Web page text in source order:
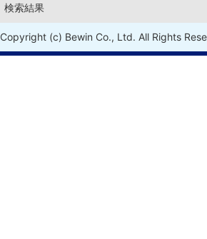
検索結果
Copyright (c) Bewin Co., Ltd. All Rights